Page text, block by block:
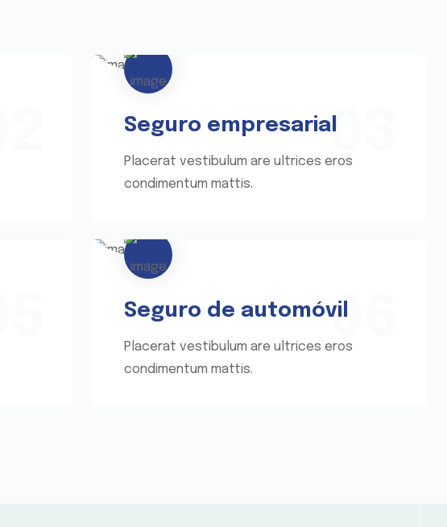
03
Seguro empresarial
Placerat vestibulum are ultrices eros
condimentum mattis.
06
Seguro de automóvil
Placerat vestibulum are ultrices eros
condimentum mattis.